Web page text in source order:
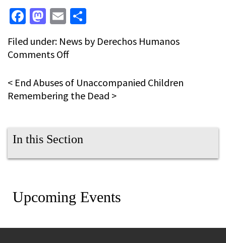
Facebook
Mastodon
Email
Filed under: News by Derechos Humanos
Comments Offon
al
abuso
niños
inmigrantes
no
< End Abuses of Unaccompanied Children
Remembering the Dead >
In this Section
Upcoming Events